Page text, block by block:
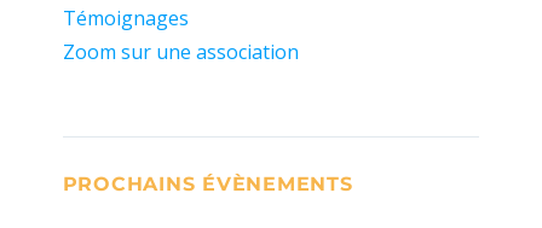
Témoignages
Zoom sur une association
PROCHAINS ÉVÈNEMENTS